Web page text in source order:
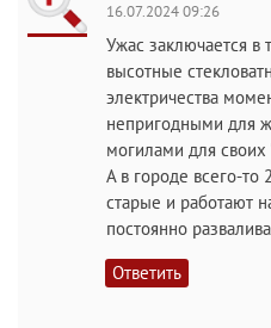
16.07.2024 09:26
Ужас заключается в
высотные
электричества
непригодными для
могилами для своих
А в городе всего-то
старые и работают
постоянно
Ответить